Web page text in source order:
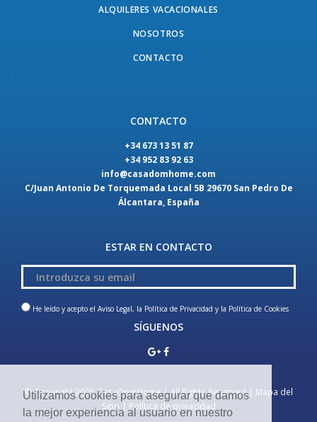
Utilizamos cookies para asegurar que damos
la mejor experiencia al usuario en nuestro
ALQUILERES VACACIONALES
NOSOTROS
CONTACTO
`
CONTACTO
+34 673 13 51 87
+34 952 83 92 63
info@casadomhome.com
C/Juan Antonio De Torquemada Local 5B 29670 San Pedro De
Álcantara, España
ESTAR EN CONTACTO
He leído y acepto el Aviso Legal, la Política de Privacidad y la Política de Cookies
SÍGUENOS
© Copyright 2025 CasaDomHome | All Rights Reserved | Mapa del
Sitio | Política de privacidad